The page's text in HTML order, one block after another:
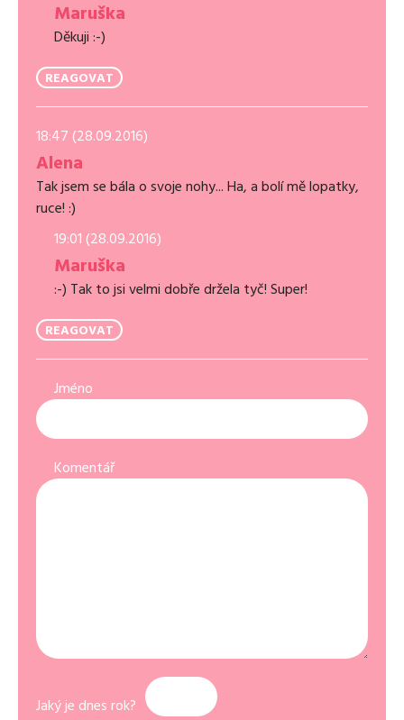
Maruška
Děkuji :-)
REAGOVAT
18:47 (28.09.2016)
Alena
Tak jsem se bála o svoje nohy... Ha, a bolí mě lopatky,
ruce! :)
19:01 (28.09.2016)
Maruška
:-) Tak to jsi velmi dobře držela tyč! Super!
REAGOVAT
Jméno
Komentář
Jaký je dnes rok?